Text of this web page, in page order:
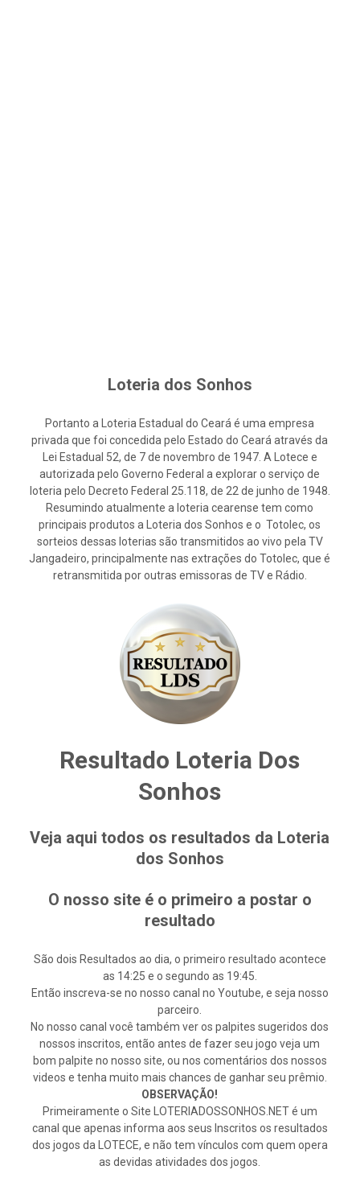
Loteria dos Sonhos
Portanto a Loteria Estadual do Ceará é uma empresa
privada que foi concedida pelo Estado do Ceará através da
Lei Estadual 52, de 7 de novembro de 1947. A Lotece e
autorizada pelo Governo Federal a explorar o serviço de
loteria pelo Decreto Federal 25.118, de 22 de junho de 1948.
Resumindo atualmente a loteria cearense tem como
principais produtos a Loteria dos Sonhos e o Totolec, os
sorteios dessas loterias são transmitidos ao vivo pela TV
Jangadeiro, principalmente nas extrações do Totolec, que é
retransmitida por outras emissoras de TV e Rádio.
Resultado Loteria Dos
Sonhos
Veja aqui todos os resultados da Loteria
dos Sonhos
O nosso site é o primeiro a postar o
resultado
São dois Resultados ao dia, o primeiro resultado acontece
as 14:25 e o segundo as 19:45.
Então inscreva-se no nosso canal no Youtube, e seja nosso
parceiro.
No nosso canal você também ver os palpites sugeridos dos
nossos inscritos, então antes de fazer seu jogo veja um
bom palpite no nosso site, ou nos comentários dos nossos
videos e tenha muito mais chances de ganhar seu prêmio.
OBSERVAÇÃO!
Primeiramente o Site LOTERIADOSSONHOS.NET é um
canal que apenas informa aos seus Inscritos os resultados
dos jogos da LOTECE, e não tem vínculos com quem opera
as devidas atividades dos jogos.